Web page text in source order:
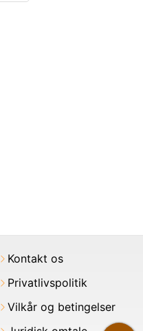
Kontakt os
Privatlivspolitik
Vilkår og betingelser